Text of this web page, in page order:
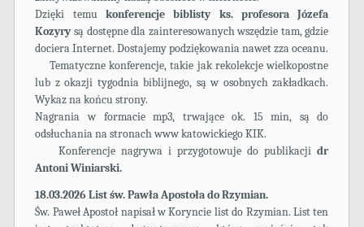
Dzięki temukonferencje biblisty ks. profesora Józefa
Kozyrysą dostępne dla zainteresowanych wszędzie tam, gdzie
dociera Internet. Dostajemy podziękowania nawet zza oceanu.
Tematyczne konferencje, takie jak rekolekcje wielkopostne
lub z okazji tygodnia biblijnego, są w osobnych zakładkach.
Wykaz na końcu strony.
Nagrania w formacie mp3, trwające ok. 15 min, są do
odsłuchania na stronach www katowickiego KIK.
Konferencje nagrywa i przygotowuje do publikacji dr
Antoni Winiarski.
18.03.2026 List św. Pawła Apostoła do Rzymian.
Św. Paweł Apostoł napisał w Koryncie list do Rzymian. List ten